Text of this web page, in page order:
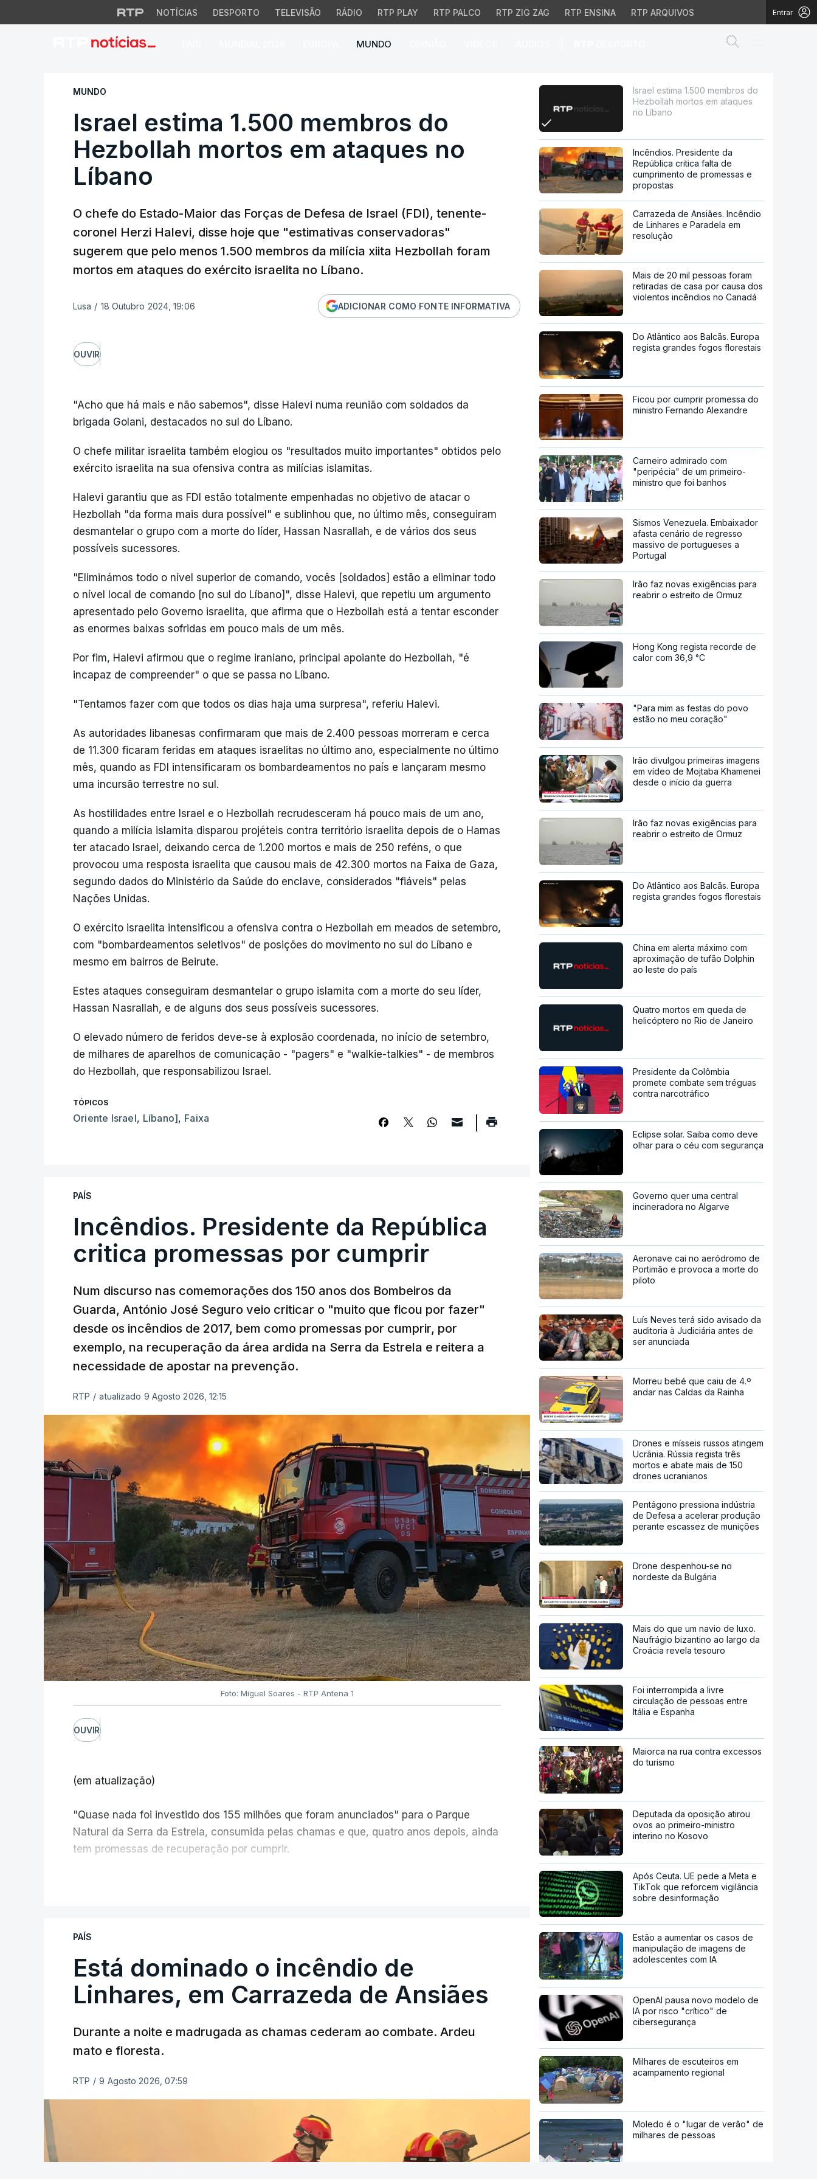
NOTÍCIAS DESPORTO TELEVISÃO RÁDIO RTP PLAY RTP PALCO RTP ZIG ZAG RTP ENSINA RTP ARQUIVOS Entrar
MUNDO
Israel estima 1.500 membros do Hezbollah mortos em ataques
MUNDO
Israel estima 1.500 membros do
Hezbollah mortos em ataques no
Líbano
O chefe do Estado-Maior das Forças de Defesa de Israel (FDI), tenente-
coronel Herzi Halevi, disse hoje que "estimativas conservadoras"
sugerem que pelo menos 1.500 membros da milícia xiita Hezbollah foram
mortos em ataques do exército israelita no Líbano.
Lusa / 18 Outubro 2024, 19:06 ADICIONAR COMO FONTE INFORMATIVA
OUVIR
"Acho que há mais e não sabemos", disse Halevi numa reunião com soldados da
brigada Golani, destacados no sul do Líbano.
O chefe militar israelita também elogiou os "resultados muito importantes" obtidos pelo
exército israelita na sua ofensiva contra as milícias islamitas.
Halevi garantiu que as FDI estão totalmente empenhadas no objetivo de atacar o
Hezbollah "da forma mais dura possível" e sublinhou que, no último mês, conseguiram
desmantelar o grupo com a morte do líder, Hassan Nasrallah, e de vários dos seus
possíveis sucessores.
"Eliminámos todo o nível superior de comando, vocês [soldados] estão a eliminar todo
o nível local de comando [no sul do Líbano]", disse Halevi, que repetiu um argumento
apresentado pelo Governo israelita, que afirma que o Hezbollah está a tentar esconder
as enormes baixas sofridas em pouco mais de um mês.
Por fim, Halevi afirmou que o regime iraniano, principal apoiante do Hezbollah, "é
incapaz de compreender" o que se passa no Líbano.
"Tentamos fazer com que todos os dias haja uma surpresa", referiu Halevi.
As autoridades libanesas confirmaram que mais de 2.400 pessoas morreram e cerca
de 11.300 ficaram feridas em ataques israelitas no último ano, especialmente no último
mês, quando as FDI intensificaram os bombardeamentos no país e lançaram mesmo
uma incursão terrestre no sul.
As hostilidades entre Israel e o Hezbollah recrudesceram há pouco mais de um ano,
quando a milícia islamita disparou projéteis contra território israelita depois de o Hamas
ter atacado Israel, deixando cerca de 1.200 mortos e mais de 250 reféns, o que
provocou uma resposta israelita que causou mais de 42.300 mortos na Faixa de Gaza,
segundo dados do Ministério da Saúde do enclave, considerados "fiáveis" pelas
Nações Unidas.
O exército israelita intensificou a ofensiva contra o Hezbollah em meados de setembro,
com "bombardeamentos seletivos" de posições do movimento no sul do Líbano e
mesmo em bairros de Beirute.
Estes ataques conseguiram desmantelar o grupo islamita com a morte do seu líder,
Hassan Nasrallah, e de alguns dos seus possíveis sucessores.
O elevado número de feridos deve-se à explosão coordenada, no início de setembro,
de milhares de aparelhos de comunicação - "pagers" e "walkie-talkies" - de membros
do Hezbollah, que responsabilizou Israel.
TÓPICOS
Oriente Israel, Líbano], Faixa
PAÍS
Incêndios. Presidente da República
critica promessas por cumprir
Num discurso nas comemorações dos 150 anos dos Bombeiros da
Guarda, António José Seguro veio criticar o "muito que ficou por fazer"
desde os incêndios de 2017, bem como promessas por cumprir, por
exemplo, na recuperação da área ardida na Serra da Estrela e reitera a
necessidade de apostar na prevenção.
RTP / atualizado 9 Agosto 2026, 12:15
Foto: Miguel Soares - RTP Antena 1
OUVIR
(em atualização)
"Quase nada foi investido dos 155 milhões que foram anunciados" para o Parque
Natural da Serra da Estrela, consumida pelas chamas e que, quatro anos depois, ainda
tem promessas de recuperação por cumprir.
ERRO 100
ERROR ON HTML5 MEDIA ELEMENT
PAÍS
Está dominado o incêndio de
Linhares, em Carrazeda de Ansiães
Durante a noite e madrugada as chamas cederam ao combate. Ardeu
mato e floresta.
RTP / 9 Agosto 2026, 07:59
Israel estima 1.500 membros do
Hezbollah mortos em ataques
no Líbano
Incêndios. Presidente da
República critica falta de
cumprimento de promessas e
propostas
Carrazeda de Ansiães. Incêndio
de Linhares e Paradela em
resolução
Mais de 20 mil pessoas foram
retiradas de casa por causa dos
violentos incêndios no Canadá
Do Atlântico aos Balcãs. Europa
regista grandes fogos florestais
Ficou por cumprir promessa do
ministro Fernando Alexandre
Carneiro admirado com
"peripécia" de um primeiro-
ministro que foi banhos
Sismos Venezuela. Embaixador
afasta cenário de regresso
massivo de portugueses a
Portugal
Irão faz novas exigências para
reabrir o estreito de Ormuz
Hong Kong regista recorde de
calor com 36,9 °C
"Para mim as festas do povo
estão no meu coração"
Irão divulgou primeiras imagens
em vídeo de Mojtaba Khamenei
desde o início da guerra
Irão faz novas exigências para
reabrir o estreito de Ormuz
Do Atlântico aos Balcãs. Europa
regista grandes fogos florestais
China em alerta máximo com
aproximação de tufão Dolphin
ao leste do país
Quatro mortos em queda de
helicóptero no Rio de Janeiro
Presidente da Colômbia
promete combate sem tréguas
contra narcotráfico
Eclipse solar. Saiba como deve
olhar para o céu com segurança
Governo quer uma central
incineradora no Algarve
Aeronave cai no aeródromo de
Portimão e provoca a morte do
piloto
Luís Neves terá sido avisado da
auditoria à Judiciária antes de
ser anunciada
Morreu bebé que caiu de 4.º
andar nas Caldas da Rainha
Drones e mísseis russos atingem
Ucrânia. Rússia regista três
mortos e abate mais de 150
drones ucranianos
Pentágono pressiona indústria
de Defesa a acelerar produção
perante escassez de munições
Drone despenhou-se no
nordeste da Bulgária
Mais do que um navio de luxo.
Naufrágio bizantino ao largo da
Croácia revela tesouro
Foi interrompida a livre
circulação de pessoas entre
Itália e Espanha
Maiorca na rua contra excessos
do turismo
Deputada da oposição atirou
ovos ao primeiro-ministro
interino no Kosovo
Após Ceuta. UE pede a Meta e
TikTok que reforcem vigilância
sobre desinformação
Estão a aumentar os casos de
manipulação de imagens de
adolescentes com IA
OpenAI pausa novo modelo de
IA por risco "crítico" de
cibersegurança
Milhares de escuteiros em
acampamento regional
Moledo é o "lugar de verão" de
milhares de pessoas